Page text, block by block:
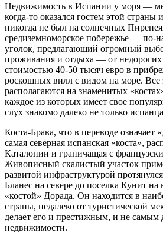
Недвижимость в Испании у моря —
когда-то оказался гостем этой страны
никогда не был на солнечных
средиземноморское побережье — по-
уголок, предлагающий огромный
проживания и отдыха — от недорогих
стоимостью 40-50 тысяч евро в
роскошных вилл с видом на море. Все
располагаются на знаменитых
каждое из которых имеет свое
слух знакомо далеко не только
Коста-Брава, что в переводе означает
самая северная испанская «коста»,
Каталонии и граничащая с
Живописный скалистый участок
развитой инфраструктурой
Бланес на севере до поселка Кунит на
«костой» Дорада. Он находится в
страны, недалеко от туристической
делает его и престижным, и не самым
недвижимости.